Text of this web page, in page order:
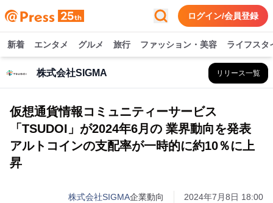
ログイン/会員登録
新着 エンタメ グルメ 旅行 ファッション・美容 ライフスタ
株式会社SIGMA リリース一覧
仮想通貨情報コミュニティーサービス
「TSUDOI」が2024年6月の 業界動向を発表
アルトコインの支配率が一時的に約10％に上
昇
株式会社SIGMA企業動向 2024年7月8日 18:00